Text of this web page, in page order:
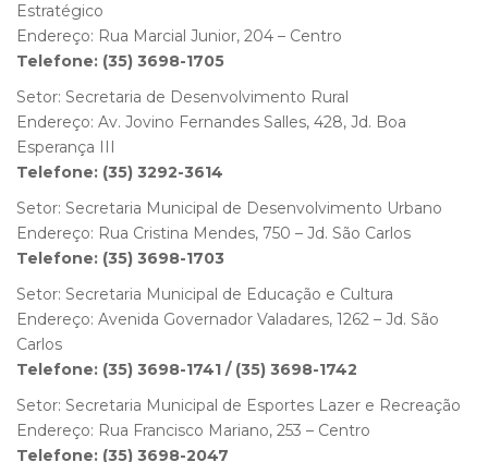
Estratégico
Endereço: Rua Marcial Junior, 204 – Centro
Telefone: (35) 3698-1705
Setor: Secretaria de Desenvolvimento Rural
Endereço: Av. Jovino Fernandes Salles, 428, Jd. Boa
Esperança III
Telefone: (35) 3292-3614
Setor: Secretaria Municipal de Desenvolvimento Urbano
Endereço: Rua Cristina Mendes, 750 – Jd. São Carlos
Telefone: (35) 3698-1703
Setor: Secretaria Municipal de Educação e Cultura
Endereço: Avenida Governador Valadares, 1262 – Jd. São
Carlos
Telefone: (35) 3698-1741 / (35) 3698-1742
Setor: Secretaria Municipal de Esportes Lazer e Recreação
Endereço: Rua Francisco Mariano, 253 – Centro
Telefone: (35) 3698-2047